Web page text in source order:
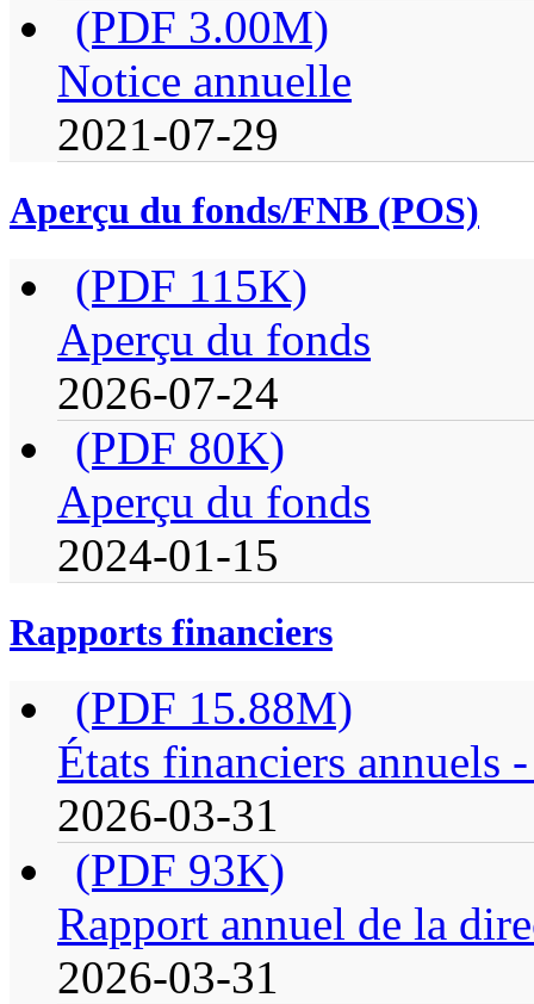
(PDF 3.00M)
Notice annuelle
2021-07-29
Aperçu du fonds/FNB (POS)
(PDF 115K)
Aperçu du fonds
2026-07-24
(PDF 80K)
Aperçu du fonds
2024-01-15
Rapports financiers
(PDF 15.88M)
États financiers annuels
2026-03-31
(PDF 93K)
Rapport annuel de la
2026-03-31